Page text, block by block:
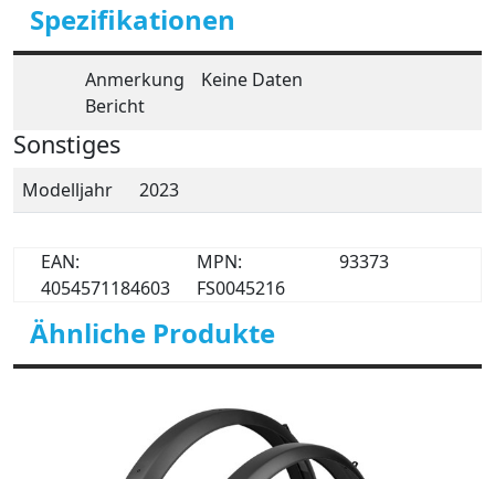
Spezifikationen
Anmerkung
Bericht
Keine Daten
Sonstiges
Modelljahr 2023
EAN:
4054571184603
MPN:
FS0045216
93373
Ähnliche Produkte